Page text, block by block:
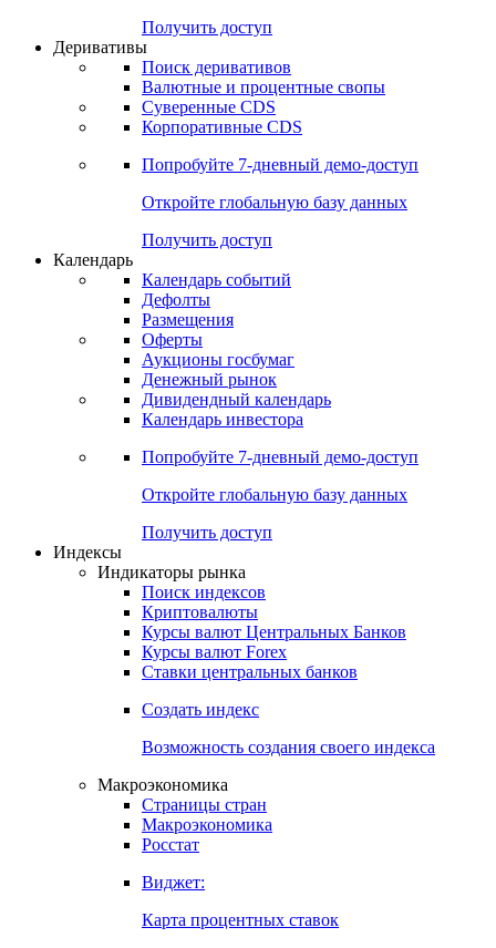
Получить доступ
Деривативы
Поиск деривативов
Валютные и процентные свопы
Суверенные CDS
Корпоративные CDS
Попробуйте 7-дневный демо-доступ
Откройте глобальную базу данных
Получить доступ
Календарь
Календарь событий
Дефолты
Размещения
Оферты
Аукционы госбумаг
Денежный рынок
Дивидендный календарь
Календарь инвестора
Попробуйте 7-дневный демо-доступ
Откройте глобальную базу данных
Получить доступ
Индексы
Индикаторы рынка
Поиск индексов
Криптовалюты
Курсы валют Центральных Банков
Курсы валют Forex
Ставки центральных банков
Создать индекс
Возможность создания своего индекса
Макроэкономика
Страницы стран
Макроэкономика
Росстат
Виджет:
Карта процентных ставок